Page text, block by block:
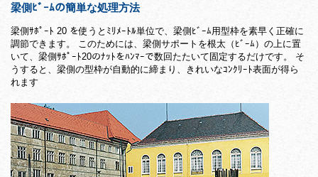
梁側ﾋﾞｰﾑの簡単な処理方法
梁側ｻﾎﾟｰﾄ 20 を使うとﾐﾘﾒｰﾄﾙ単位で、梁側ﾋﾞｰﾑ用型枠を素早く正確に
調節できます。 このためには、梁側サポートを根太（ﾋﾞｰﾑ）の上に置
いて、梁側ｻﾎﾟｰﾄ20のﾅｯﾄをﾊﾝﾏｰで数回たたいて固定するだけです。 そ
うすると、梁側の型枠が自動的に締まり、きれいなｺﾝｸﾘｰﾄ表面が得ら
れます